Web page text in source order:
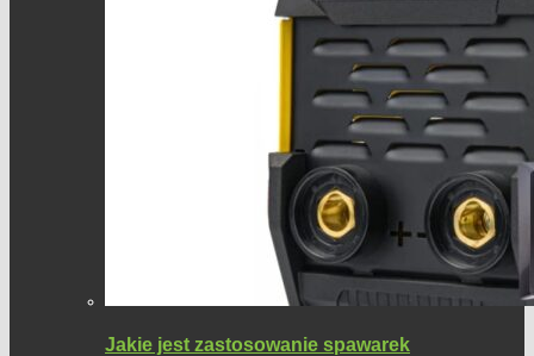
Jakie jest zastosowanie spawarek